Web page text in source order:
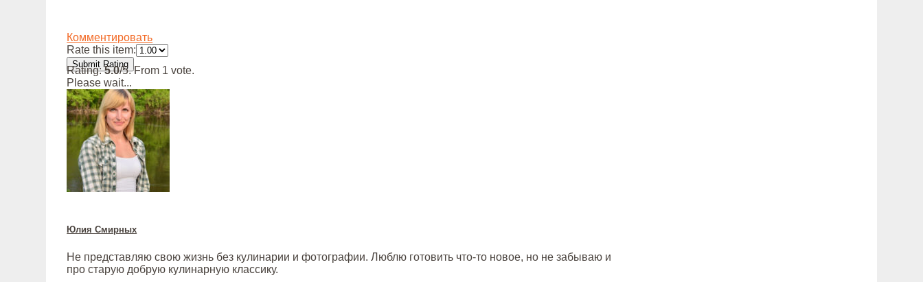
Комментировать
Rate this item:
Submit Rating
Rating:5.0/5. From 1 vote.
Please wait...
Юлия Смирных
Не представляю свою жизнь без кулинарии и фотографии. Люблю готовить что-то новое, но не забываю и
про старую добрую кулинарную классику.